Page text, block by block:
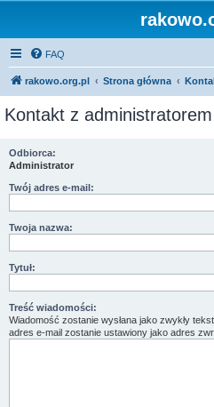
FAQ
rakowo.org.pl Strona główna
Kontakt z
Odbiorca:
Administrator
Twój adres e-mail:
Twoja nazwa:
Tytuł:
Treść wiadomości:
Wiadomość zostanie wysłana jako zwykły
adres e-mail zostanie ustawiony jako adres